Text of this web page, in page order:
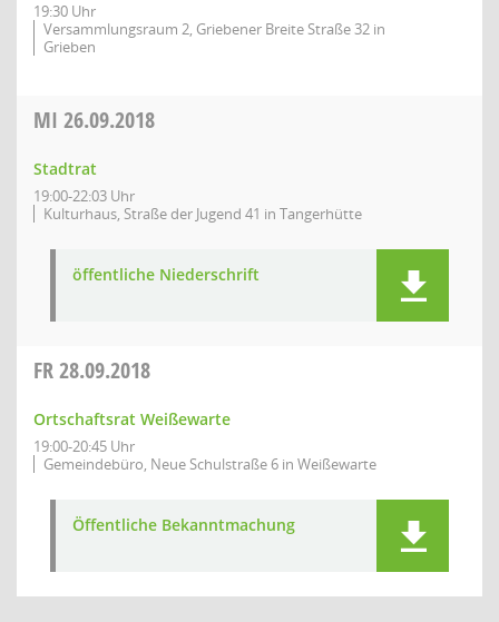
19:30 Uhr
Versammlungsraum 2, Griebener Breite Straße 32 in
Grieben
MI 26.09.2018
Stadtrat
19:00-22:03 Uhr
Kulturhaus, Straße der Jugend 41 in Tangerhütte
öffentliche Niederschrift
FR28.09.2018
Ortschaftsrat Weißewarte
19:00-20:45 Uhr
Gemeindebüro, Neue Schulstraße 6 in Weißewarte
Öffentliche Bekanntmachung